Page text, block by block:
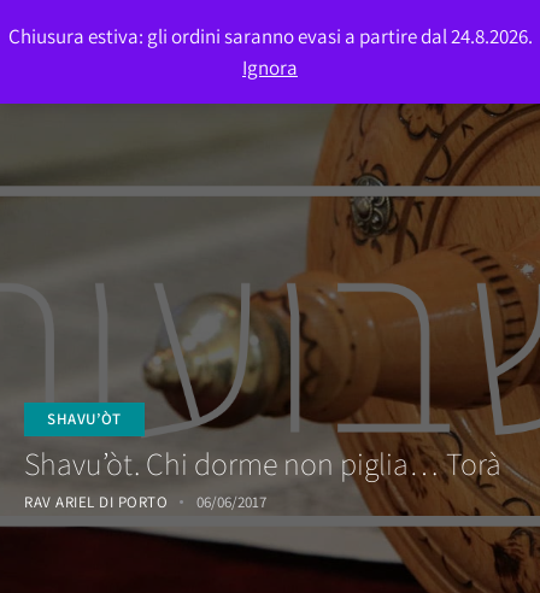
SHAVU’ÒT
Shavu’òt. Chi dorme non piglia… Torà
RAV ARIEL DI PORTO 06/06/2017
Chiusura estiva: gli ordini saranno evasi a partire dal 24.8.2026.
Ignora